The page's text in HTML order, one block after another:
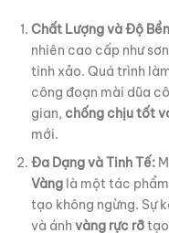
Chất Lượng và Độ
nhiên cao cấp như
tinh xảo. Quá trình
công đoạn mài dũa
gian, chống chịu tốt
mới.
Đa Dạng và Tinh Tế:
Vànglà một tác
tạo không ngừng. Sự
và ánhvàng rực rỡtạo